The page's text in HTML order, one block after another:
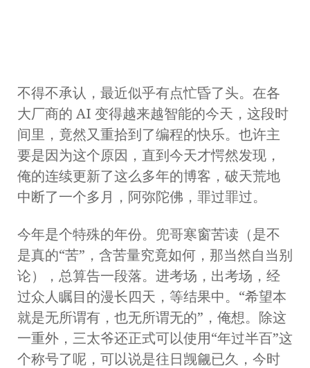
不得不承认，最近似乎有点忙昏了头。在各
大厂商的 AI 变得越来越智能的今天，这段时
间里，竟然又重拾到了编程的快乐。也许主
要是因为这个原因，直到今天才愕然发现，
俺的连续更新了这么多年的博客，破天荒地
中断了一个多月，阿弥陀佛，罪过罪过。
今年是个特殊的年份。兜哥寒窗苦读（是不
是真的“苦”，含苦量究竟如何，那当然自当别
论），总算告一段落。进考场，出考场，经
过众人瞩目的漫长四天，等结果中。“希望本
就是无所谓有，也无所谓无的”，俺想。除这
一重外，三太爷还正式可以使用“年过半百”这
个称号了呢，可以说是往日觊觎已久，今时